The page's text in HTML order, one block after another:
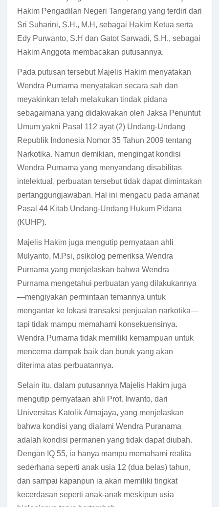
Hakim Pengadilan Negeri Tangerang yang terdiri dari
Sri Suharini, S.H., M.H, sebagai Hakim Ketua serta
Edy Purwanto, S.H dan Gatot Sarwadi, S.H., sebagai
Hakim Anggota membacakan putusannya.
Pada putusan tersebut Majelis Hakim menyatakan
Wendra Purnama menyatakan secara sah dan
meyakinkan telah melakukan tindak pidana
sebagaimana yang didakwakan oleh Jaksa Penuntut
Umum yakni Pasal 112 ayat (2) Undang-Undang
Republik Indonesia Nomor 35 Tahun 2009 tentang
Narkotika. Namun demikian, mengingat kondisi
Wendra Purnama yang menyandang disabilitas
intelektual, perbuatan tersebut tidak dapat dimintakan
pertanggungjawaban. Hal ini mengacu pada amanat
Pasal 44 Kitab Undang-Undang Hukum Pidana
(KUHP).
Majelis Hakim juga mengutip pernyataan ahli
Mulyanto, M.Psi, psikolog pemeriksa Wendra
Purnama yang menjelaskan bahwa Wendra
Purnama mengetahui perbuatan yang dilakukannya
—mengiyakan permintaan temannya untuk
mengantar ke lokasi transaksi penjualan narkotika—
tapi tidak mampu memahami konsekuensinya.
Wendra Purnama tidak memiliki kemampuan untuk
mencerna dampak baik dan buruk yang akan
diterima atas perbuatannya.
Selain itu, dalam putusannya Majelis Hakim juga
mengutip pernyataan ahli Prof. Irwanto, dari
Universitas Katolik Atmajaya, yang menjelaskan
bahwa kondisi yang dialami Wendra Puranama
adalah kondisi permanen yang tidak dapat diubah.
Dengan IQ 55, ia hanya mampu memahami realita
sederhana seperti anak usia 12 (dua belas) tahun,
dan sampai kapanpun ia akan memiliki tingkat
kecerdasan seperti anak-anak meskipun usia